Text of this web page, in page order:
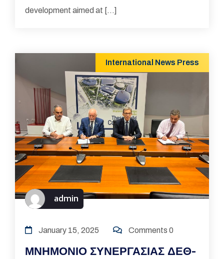
development aimed at […]
International News Press
admin
January 15, 2025 Comments 0
ΜΝΗΜΟΝΙΟ ΣΥΝΕΡΓΑΣΙΑΣ ΔΕΘ-